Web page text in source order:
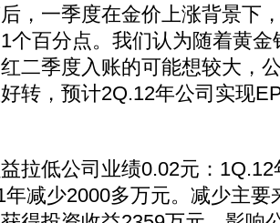
，一季度在金价上涨背景下
个百分点。我们认为随着黄
二季度入账的可能想较大，
转，预计2Q.12年公司实现
低公司业绩0.02元：1Q.12
年减少2000多万元。减少主要